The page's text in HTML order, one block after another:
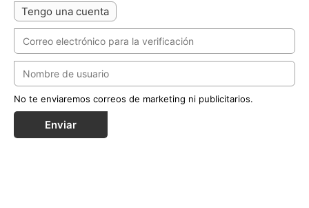
Tengo una cuenta
No te enviaremos correos de marketing ni publicitarios.
Enviar